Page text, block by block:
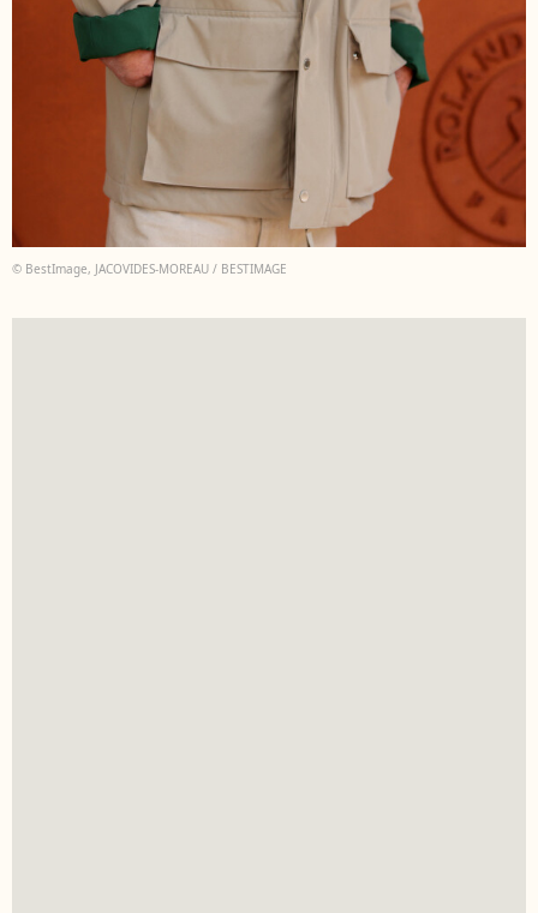
© BestImage, JACOVIDES-MOREAU / BESTIMAGE